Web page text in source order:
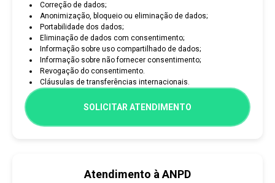
Correção de dados;
Anonimização, bloqueio ou eliminação de dados;
Portabilidade dos dados;
Eliminação de dados com consentimento;
Informação sobre uso compartilhado de dados;
Informação sobre não fornecer consentimento;
Revogação do consentimento.
Cláusulas de transferências internacionais.
SOLICITAR ATENDIMENTO
Atendimento à ANPD